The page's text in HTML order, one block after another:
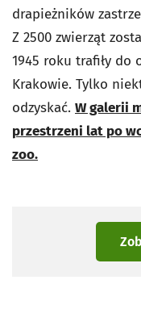
drapieżników
Z 2500 zwierząt
1945 roku trafiły do
Krakowie. Tylko
odzyskać. W galerii
przestrzeni lat po
zoo.